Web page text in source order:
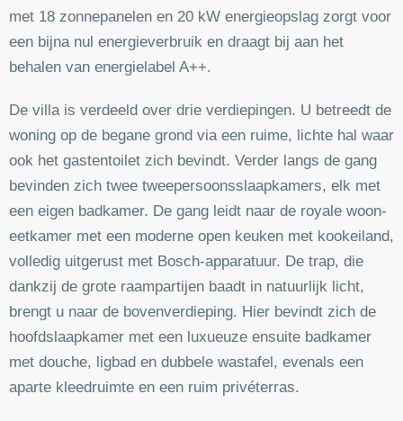
met 18 zonnepanelen en 20 kW energieopslag zorgt voor
een bijna nul energieverbruik en draagt bij aan het
behalen van energielabel A++.
De villa is verdeeld over drie verdiepingen. U betreedt de
woning op de begane grond via een ruime, lichte hal waar
ook het gastentoilet zich bevindt. Verder langs de gang
bevinden zich twee tweepersoonsslaapkamers, elk met
een eigen badkamer. De gang leidt naar de royale woon-
eetkamer met een moderne open keuken met kookeiland,
volledig uitgerust met Bosch-apparatuur. De trap, die
dankzij de grote raampartijen baadt in natuurlijk licht,
brengt u naar de bovenverdieping. Hier bevindt zich de
hoofdslaapkamer met een luxueuze ensuite badkamer
met douche, ligbad en dubbele wastafel, evenals een
aparte kleedruimte en een ruim privéterras.